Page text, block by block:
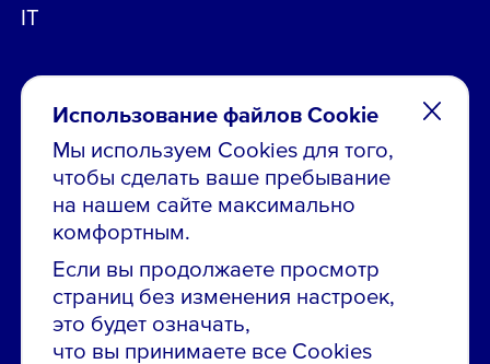
Использование файлов Cookie
Мы используем Cookies для того,
чтобы сделать ваше пребывание
на нашем сайте максимально
комфортным.
Если вы продолжаете просмотр
страниц без изменения настроек,
это будет означать,
что вы принимаете все Cookies
Остались вопросы по вакансиям?
Звони в контакт-центр:
8 800 700-19-43
IT
Сообщить об ошибке на сайте
ПАО «ГМК «Норильский никель»